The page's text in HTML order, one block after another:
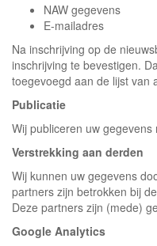
NAW gegevens
E-mailadres
Na inschrijving op de
inschrijving te bevestigen.
toegevoegd aan de lijst van
Publicatie
Wij publiceren uw gegevens
Verstrekking aan derden
Wij kunnen uw gegevens
partners zijn betrokken bij
Deze partners zijn (mede)
Google Analytics